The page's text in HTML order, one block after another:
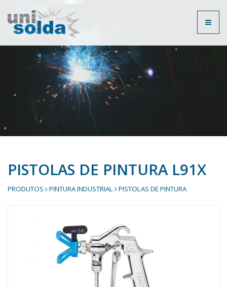
Toggle
PISTOLAS DE PINTURA L91X
PRODUTOS PINTURA INDUSTRIAL PISTOLAS DE PINTURA